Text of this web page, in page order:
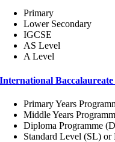
Primary
Lower Secondary
IGCSE
AS Level
A Level
International
Primary Years
Middle Years
Diploma Programme
Standard Level (SL)